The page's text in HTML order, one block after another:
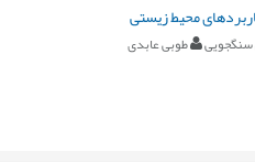
محیط ‌زیستی
طوبی عابدی